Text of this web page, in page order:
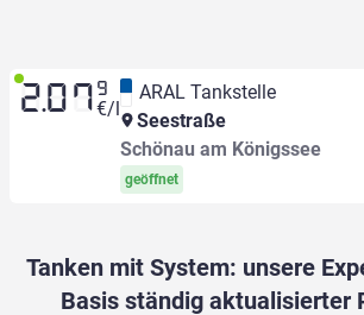
2.07 9
€/l
ARAL Tankstelle
Seestraße
Schönau am Königssee
geöffnet
Tanken mit System: unsere
Basis ständig aktualisierter